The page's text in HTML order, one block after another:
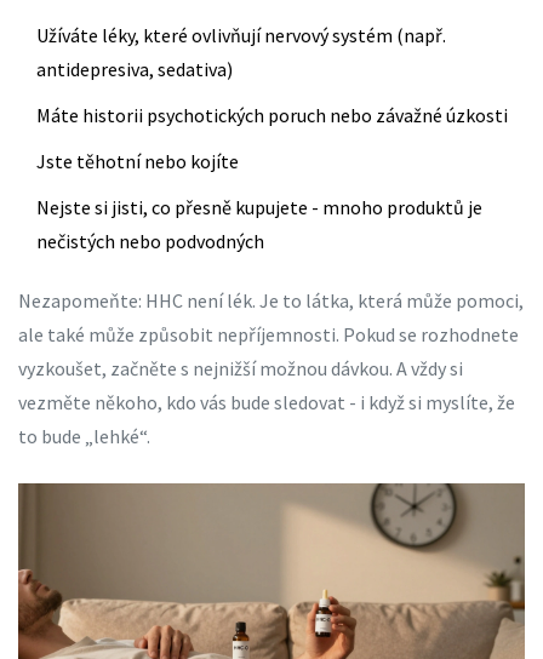
Užíváte léky, které ovlivňují nervový systém (např.
antidepresiva, sedativa)
Máte historii psychotických poruch nebo závažné úzkosti
Jste těhotní nebo kojíte
Nejste si jisti, co přesně kupujete - mnoho produktů je
nečistých nebo podvodných
Nezapomeňte: HHC není lék. Je to látka, která může pomoci,
ale také může způsobit nepříjemnosti. Pokud se rozhodnete
vyzkoušet, začněte s nejnižší možnou dávkou. A vždy si
vezměte někoho, kdo vás bude sledovat - i když si myslíte, že
to bude „lehké“.